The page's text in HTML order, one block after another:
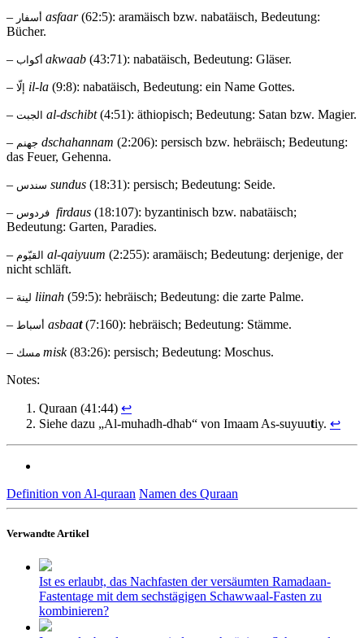
– أسفار asfaar(62:5): aramäisch bzw. nabatäisch, Bedeutung:
Bücher.
–
akwaab (43:71): nabatäisch, Bedeutung: Gläser.
– إلّا il-la (9:8): nabatäisch, Bedeutung: ein Name Gottes.
– الجبت al-dschibt(4:51): äthiopisch; Bedeutung: Satan bzw. Magier.
– جهنم dschahannam (2:206): persisch bzw. hebräisch; Bedeutung:
das Feuer, Gehenna.
– سندس sundus (18:31): persisch; Bedeutung: Seide.
– فردوس firdaus (18:107): byzantinisch bzw. nabatäisch;
Bedeutung: Garten, Paradies.
– القيّوم al-qaiyuum (2:255): aramäisch; Bedeutung: derjenige, der
nicht schläft.
– لينة liinah (59:5): hebräisch; Bedeutung: die zarte Palme.
– أسباط asbaat(7:160): hebräisch; Bedeutung: Stämme.
–
misk(83:26): persisch; Bedeutung: Moschus.
Notes:
Quraan (41:44) ↩
Siehe dazu „Al-muhadh-dhab“ von Imaam As-suyuutiy. ↩
Definition von Al-quraan Namen des Quraan
Verwandte Artikel
Ist es erlaubt, das Nachfasten der versäumten Ramadaan-
Fastentage mit dem sechstägigen Schawwaal-Fasten zu
kombinieren?